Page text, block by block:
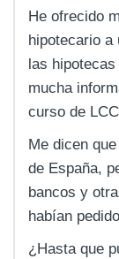
He ofrecido
hipotecario a
las
mucha
curso de
Me dicen
de España,
bancos y
habían
¿Hasta que